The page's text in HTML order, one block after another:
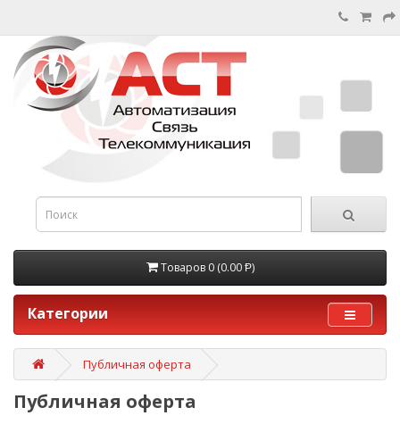
Товаров 0 (0.00 Ᵽ)
Категории
Публичная оферта
Публичная оферта